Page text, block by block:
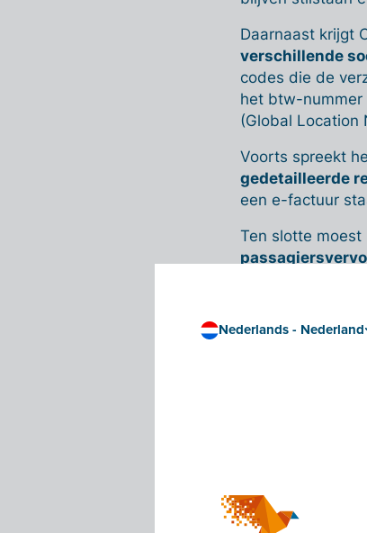
Daarnaast krijgt
verschillende
codes die de
het btw-nummer
(Global Location
Voorts spreekt
gedetailleerde
een e-factuur
Ten slotte moest
Een
Dankzij onze
Het platform
grafische pdf
Billit leest de
correcte
Nederlands - Nederland